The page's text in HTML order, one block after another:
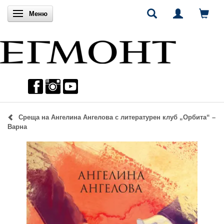
Включи навигацията
Меню
Среща на Ангелина Ангелова с литературен клуб „Орбита“ –
Варна